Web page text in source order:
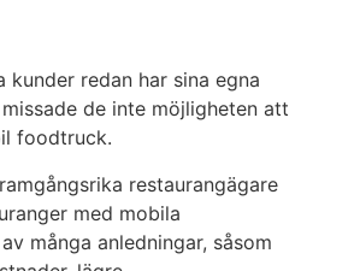
kunder redan har sina egna
de inte möjligheten att
foodtruck.
restaurangägare
med mobila
många anledningar, såsom